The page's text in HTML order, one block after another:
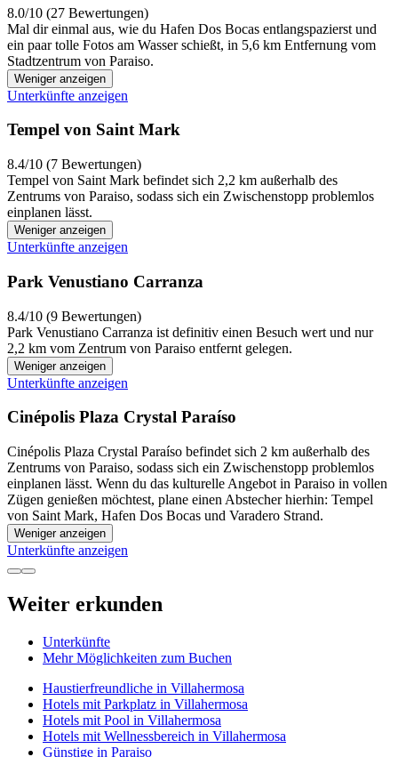
8.0/10 (27 Bewertungen)
Mal dir einmal aus, wie du Hafen Dos Bocas entlangspazierst und
ein paar tolle Fotos am Wasser schießt, in 5,6 km Entfernung vom
Stadtzentrum von Paraiso.
Weniger anzeigen
Unterkünfte anzeigen
Tempel von Saint Mark
8.4/10 (7 Bewertungen)
Tempel von Saint Mark befindet sich 2,2 km außerhalb des
Zentrums von Paraiso, sodass sich ein Zwischenstopp problemlos
einplanen lässt.
Weniger anzeigen
Unterkünfte anzeigen
Park Venustiano Carranza
8.4/10 (9 Bewertungen)
Park Venustiano Carranza ist definitiv einen Besuch wert und nur
2,2 km vom Zentrum von Paraiso entfernt gelegen.
Weniger anzeigen
Unterkünfte anzeigen
Cinépolis Plaza Crystal Paraíso
Cinépolis Plaza Crystal Paraíso befindet sich 2 km außerhalb des
Zentrums von Paraiso, sodass sich ein Zwischenstopp problemlos
einplanen lässt. Wenn du das kulturelle Angebot in Paraiso in vollen
Zügen genießen möchtest, plane einen Abstecher hierhin: Tempel
von Saint Mark, Hafen Dos Bocas und Varadero Strand.
Weniger anzeigen
Unterkünfte anzeigen
Weiter erkunden
Unterkünfte
Mehr Möglichkeiten zum Buchen
Haustierfreundliche in Villahermosa
Hotels mit Parkplatz in Villahermosa
Hotels mit Pool in Villahermosa
Hotels mit Wellnessbereich in Villahermosa
Günstige in Paraiso